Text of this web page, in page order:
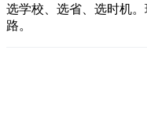
选学校、选省、选时机
路。